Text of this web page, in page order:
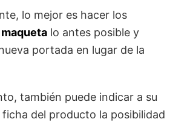
lo mejor es hacer los
lo antes posible y
portada en lugar de la
también puede indicar a su
ficha del producto la posibilidad